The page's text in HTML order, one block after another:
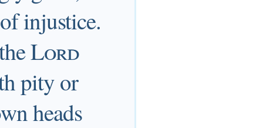
injustice.
Lord
pity or
heads